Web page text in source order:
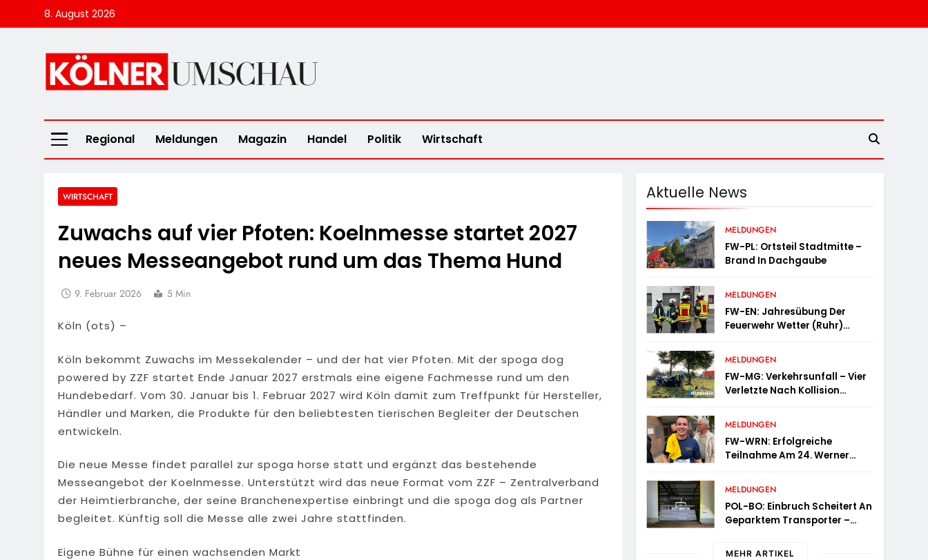
to
8. August 2026
Kölner Umschau
Regional Meldungen Magazin Handel Politik Wirtschaft
WIRTSCHAFT
Zuwachs auf vier Pfoten: Koelnmesse startet 2027
neues Messeangebot rund um das Thema Hund
9. Februar 2026 5 Min
Köln (ots) –
Köln bekommt Zuwachs im Messekalender – und der hat vier Pfoten. Mit der spoga dog
powered by ZZF startet Ende Januar 2027 erstmals eine eigene Fachmesse rund um den
Hundebedarf. Vom 30. Januar bis 1. Februar 2027 wird Köln damit zum Treffpunkt für Hersteller,
Händler und Marken, die Produkte für den beliebtesten tierischen Begleiter der Deutschen
entwickeln.
Die neue Messe findet parallel zur spoga horse statt und ergänzt das bestehende
Messeangebot der Koelnmesse. Unterstützt wird das neue Format vom ZZF – Zentralverband
der Heimtierbranche, der seine Branchenexpertise einbringt und die spoga dog als Partner
begleitet. Künftig soll die Messe alle zwei Jahre stattfinden.
Eigene Bühne für einen wachsenden Markt
Aktuelle News
MELDUNGEN
FW-PL: Ortsteil Stadtmitte –
Brand In Dachgaube
MELDUNGEN
FW-EN: Jahresübung Der
Feuerwehr Wetter (Ruhr)
MELDUNGEN
FW-MG: Verkehrsunfall – Vier
Verletzte Nach Kollision
MELDUNGEN
FW-WRN: Erfolgreiche
Teilnahme Am 24. Werner
MELDUNGEN
POL-BO: Einbruch Scheitert An
Geparktem Transporter –
MEHR ARTIKEL